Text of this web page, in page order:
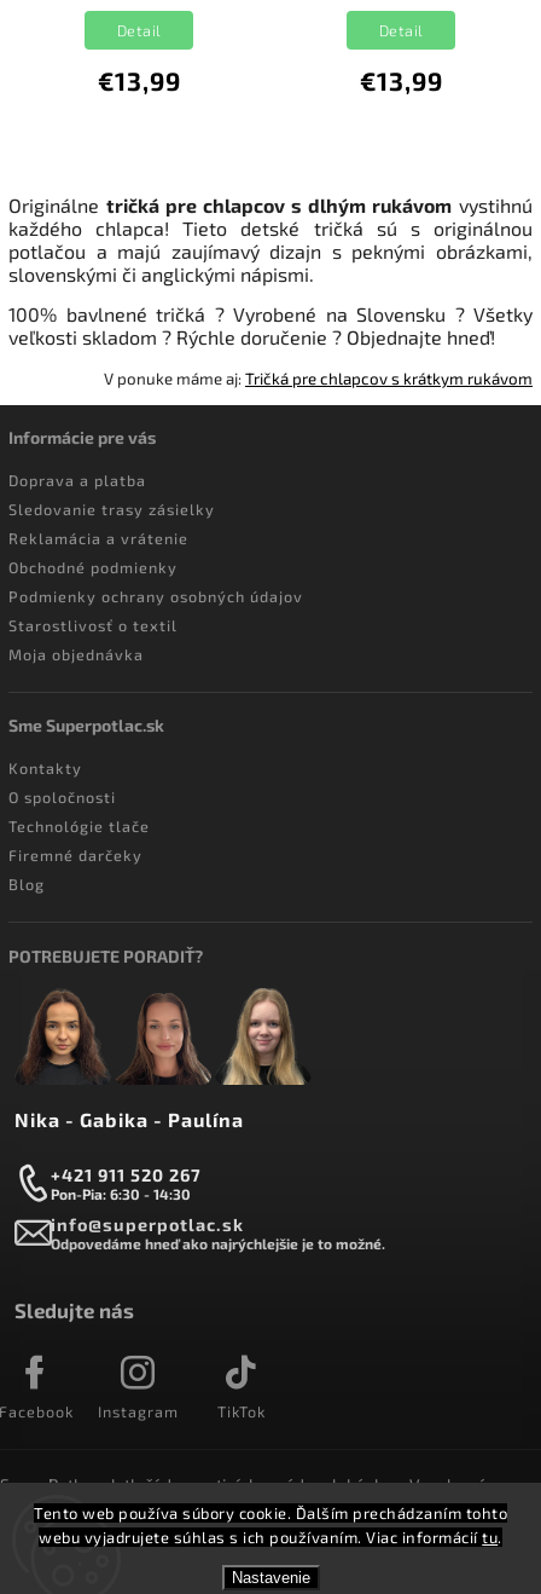
Tento web používa súbory cookie. Ďalším prechádzaním tohto
webu vyjadrujete súhlas s ich používaním. Viac informáciítu.
Nastavenie
€13,99
Detail
€13,99
Detail
Originálne tričká pre chlapcov s dlhým rukávom vystihnú
každého chlapca!Tieto detské tričká sú s originálnou
potlačou a majú zaujímavý dizajn s peknými obrázkami,
slovenskými či anglickými nápismi.
100% bavlnené tričká ?Vyrobené na Slovensku ? Všetky
veľkosti skladom ? Rýchle doručenie ? Objednajte hneď!
V ponuke máme aj:Tričká pre chlapcov s krátkym rukávom
Informácie pre vás
Doprava a platba
Sledovanie trasy zásielky
Reklamácia a vrátenie
Obchodné podmienky
Podmienky ochrany osobných údajov
Starostlivosť o textil
Moja objednávka
Sme Superpotlac.sk
Kontakty
O spoločnosti
Technológie tlače
Firemné darčeky
Blog
POTREBUJETE PORADIŤ?
Nika - Gabika - Paulína
+421 911 520 267
Pon-Pia: 6:30 - 14:30
info@superpotlac.sk
Odpovedáme hneď ako najrýchlejšie je to možné.
Sledujte nás
Instagram TikTok
SuperPotlac.sk tlačí denne tisícky módnych kúskov. Vyrobené na
Slovensku a doručované do celého sveta :)
SuperPotlač.sk. Všetky práva vyhradené.